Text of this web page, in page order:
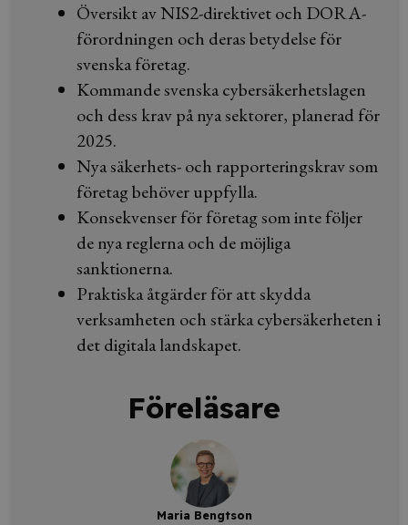
Översikt av NIS2-direktivet och DORA-
förordningen och deras betydelse för
svenska företag.
Kommande svenska cybersäkerhetslagen
och dess krav på nya sektorer, planerad för
2025.
Nya säkerhets- och rapporteringskrav som
företag behöver uppfylla.
Konsekvenser för företag som inte följer
de nya reglerna och de möjliga
sanktionerna.
Praktiska åtgärder för att skydda
verksamheten och stärka cybersäkerheten i
det digitala landskapet.
Föreläsare
Maria Bengtson